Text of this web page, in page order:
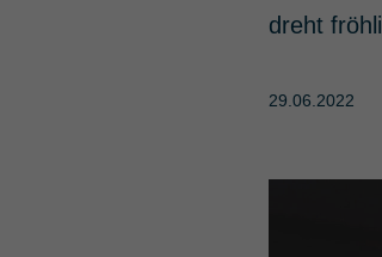
dreht
29.06.2022